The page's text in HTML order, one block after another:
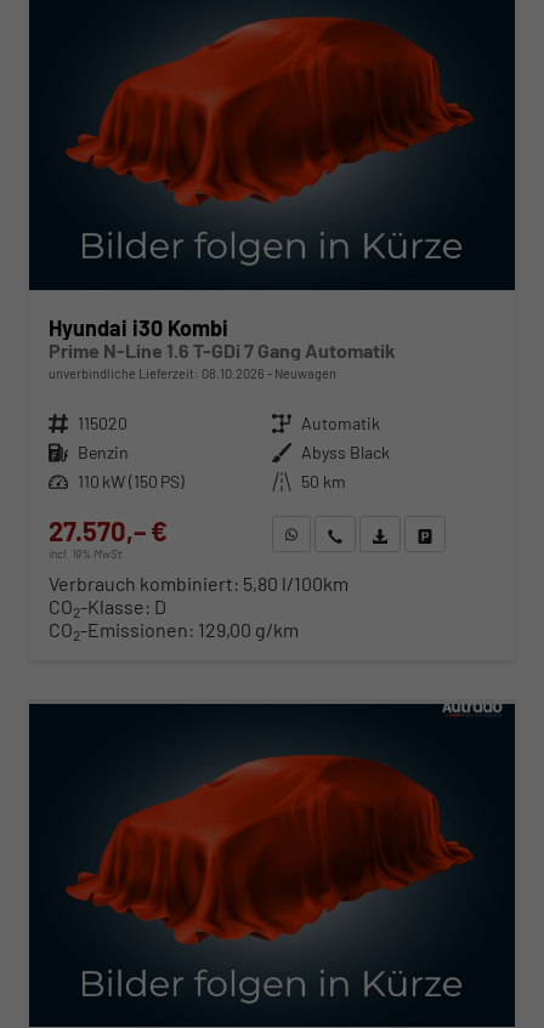
Hyundai i30 Kombi
Prime N-Line 1.6 T-GDi 7 Gang Automatik
unverbindliche Lieferzeit: 08.10.2026 Neuwagen
Fahrzeugnr. 115020 Getriebe Automatik
Kraftstoff Benzin Außenfarbe Abyss Black
Leistung 110 kW (150 PS) Kilometerstand 50 km
27.570,– €
incl. 19% MwSt.
WhatsApp anfragen
Wir rufen Sie anFahrzeugexposé (PDF)
Verbrauch kombiniert: 5,80 l/100km
CO2-Klasse: D
CO2-Emissionen: 129,00 g/km